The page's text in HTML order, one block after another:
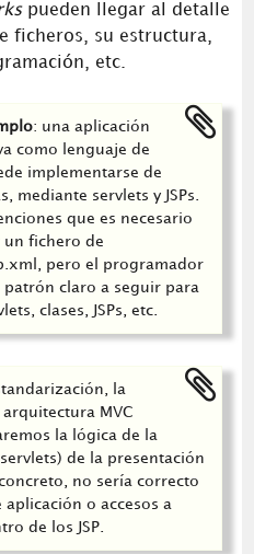
pueden llegar al detalle
ficheros, su estructura,
etc.
: una aplicación
como lenguaje de
implementarse de
mediante servlets y JSPs.
que es necesario
un fichero de
pero el programador
claro a seguir para
clases, JSPs, etc.
la
MVC
la lógica de la
de la presentación
no sería correcto
o accesos a
de los JSP.